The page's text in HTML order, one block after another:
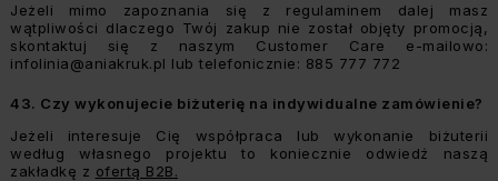
Jeżeli mimo zapoznania się z regulaminem dalej masz
wątpliwości dlaczego Twój zakup nie został objęty promocją,
skontaktuj się z naszym Customer Care e-mailowo:
infolinia@aniakruk.pl lub telefonicznie: 885 777 772
43. Czy wykonujecie biżuterię na indywidualne zamówienie?
Jeżeli interesuje Cię współpraca lub wykonanie biżuterii
według własnego projektu to koniecznie odwiedź naszą
zakładkę z ofertą B2B.